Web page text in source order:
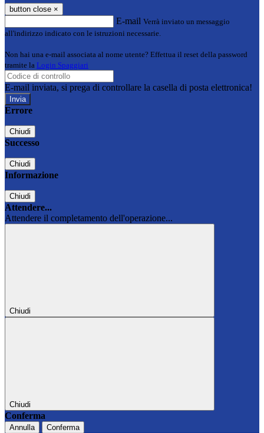
button close ×
E-mail Verrà inviato un messaggio
all'indirizzo indicato con le istruzioni necessarie.
Non hai una e-mail associata al nome utente? Effettua il reset della password
tramite la Login Spaggiari
E-mail inviata, si prega di controllare la casella di posta elettronica!
Errore
Chiudi
Successo
Chiudi
Informazione
Chiudi
Attendere...
Attendere il completamento dell'operazione...
Chiudi
Chiudi
Conferma
Annulla Conferma